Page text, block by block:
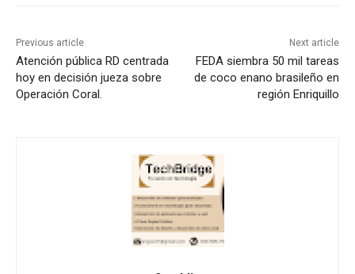
Previous article
Atención pública RD centrada
hoy en decisión jueza sobre
Operación Coral.
Next article
FEDA siembra 50 mil tareas
de coco enano brasileño en
región Enriquillo